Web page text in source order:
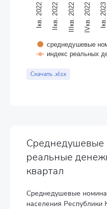
среднедушевые
индекс реальных
Iкв. 2022 IIкв. 2022 IIIкв. 2022 IVкв. 2022 Iкв. 2023
End of interactive chart.
Скачать .xlsx
Среднедушевые
реальные
квартал
Среднедушевые
населения Республики